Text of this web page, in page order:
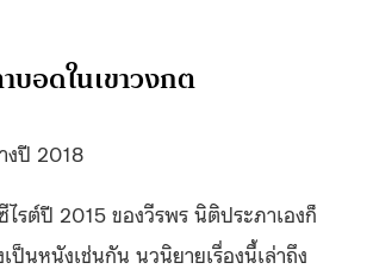
บอดในเขาวงกต
งปี 2018
ไรต์ปี 2015 ของวีรพร นิติประภาเองก็
ป็นหนังเช่นกัน นวนิยายเรื่องนี้เล่าถึง